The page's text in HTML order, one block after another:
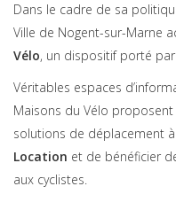
Dans le cadre de sa
Ville de Nogent-sur-Marne
Vélo, un dispositif porté
Véritables espaces
Maisons du Vélo
solutions de déplacement à
Location et de bénéficier
aux cyclistes.